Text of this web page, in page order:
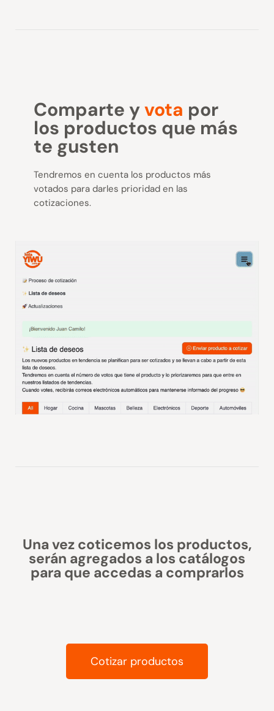
Comparte yvota por
los productos que más
te gusten
Tendremos en cuenta los productos más
votados para darles prioridad en las
cotizaciones.
Una vez coticemos los productos,
serán agregados a los catálogos
para que accedas a comprarlos
Cotizar productos